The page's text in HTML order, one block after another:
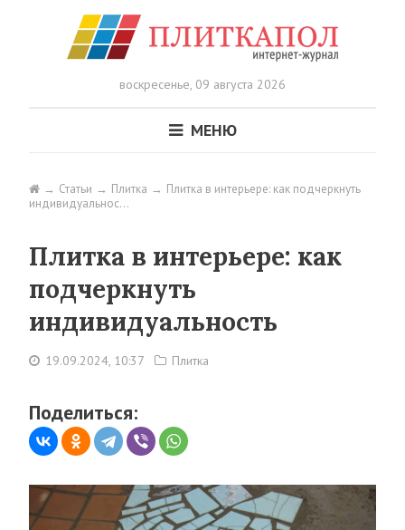
воскресенье, 09 августа 2026
МЕНЮ
Статьи Плитка
Плитка в интерьере: как подчеркнуть
индивидуальнос…
Плитка в интерьере: как
подчеркнуть
индивидуальность
19.09.2024, 10:37 Плитка
Поделиться: